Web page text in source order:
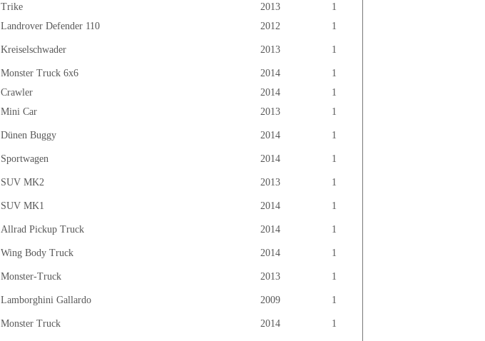
Trike 2013
1
Landrover Defender 110 2012 1
Kreiselschwader 2013 1
Monster Truck 6x6 2014
1
Crawler 2014
1
Mini Car 2013 1
Dünen Buggy 2014 1
Sportwagen 2014 1
SUV MK2 2013 1
SUV MK1 2014 1
Allrad Pickup Truck 2014 1
Wing Body Truck 2014 1
Monster-Truck 2013 1
Lamborghini Gallardo 2009 1
Monster Truck 2014 1